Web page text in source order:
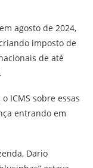
agosto de 2024,
imposto de
de até
ICMS sobre essas
entrando em
Dario